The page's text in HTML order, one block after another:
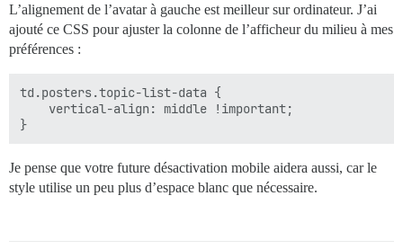
L’alignement de l’avatar à gauche est meilleur sur ordinateur. J’ai
ajouté ce CSS pour ajuster la colonne de l’afficheur du milieu à mes
préférences :
td.posters.topic-list-data {
    vertical-align: middle !important;
Je pense que votre future désactivation mobile aidera aussi, car le
style utilise un peu plus d’espace blanc que nécessaire.